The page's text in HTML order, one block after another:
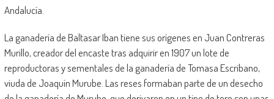
Andalucía.
La ganadería de Baltasar Iban tiene sus orígenes en Juan Contreras
Murillo, creador del encaste tras adquirir en 1907 un lote de
reproductoras y sementales de la ganadería de Tomasa Escribano,
viuda de Joaquín Murube. Las reses formaban parte de un desecho